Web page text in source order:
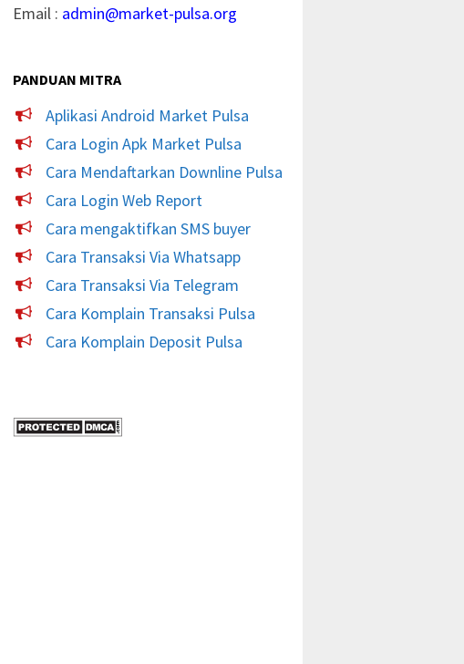
Email : admin@market-pulsa.org
PANDUAN MITRA
Aplikasi Android Market Pulsa
Cara Login Apk Market Pulsa
Cara Mendaftarkan Downline Pulsa
Cara Login Web Report
Cara mengaktifkan SMS buyer
Cara Transaksi Via Whatsapp
Cara Transaksi Via Telegram
Cara Komplain Transaksi Pulsa
Cara Komplain Deposit Pulsa